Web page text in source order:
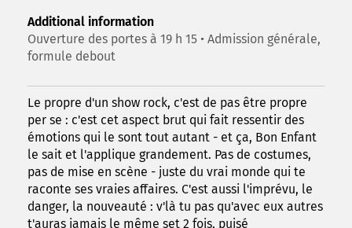
Additional information
Ouverture des portes à 19 h 15 • Admission générale,
formule debout
Le propre d'un show rock, c'est de pas être propre
per se : c'est cet aspect brut qui fait ressentir des
émotions qui le sont tout autant - et ça, Bon Enfant
le sait et l'applique grandement. Pas de costumes,
pas de mise en scène - juste du vrai monde qui te
raconte ses vraies affaires. C'est aussi l'imprévu, le
danger, la nouveauté : v'là tu pas qu'avec eux autres
t'auras jamais le même set 2 fois, puisé